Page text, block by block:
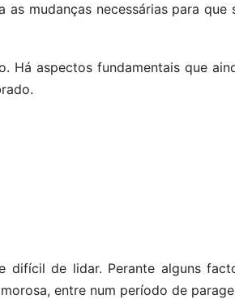
mudanças necessárias para que
Há aspectos fundamentais que
difícil de lidar. Perante alguns
entre num período de